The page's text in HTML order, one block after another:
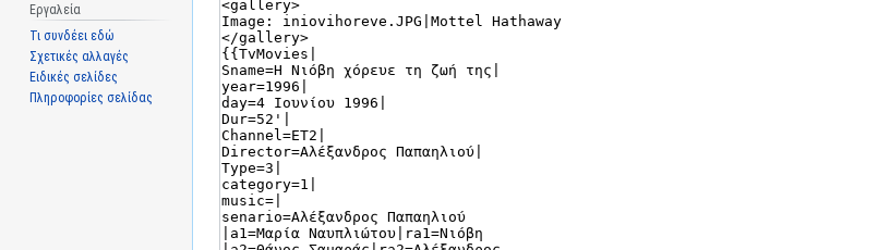
Εργαλεία
Τι συνδέει εδώ
Σχετικές αλλαγές
Ειδικές σελίδες
Πληροφορίες σελίδας